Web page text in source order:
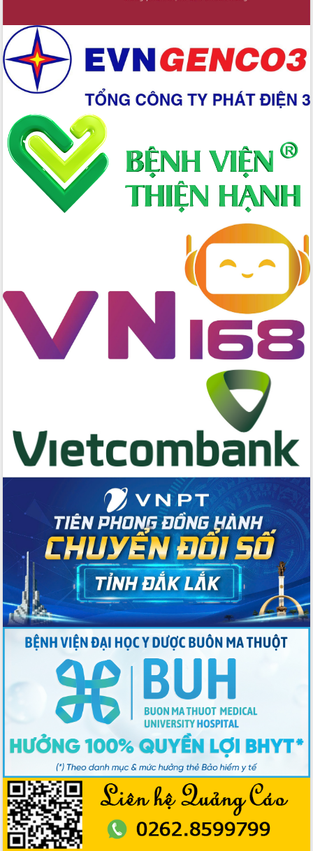
Chuyển đổi số 'mở đường' cho nông
nghiệp Đắk Lắk tăng trưởng bứt phá
Triển khai đồng bộ đo đạc, lập hồ sơ
địa chính, hoàn thiện cơ sở dữ liệu đất
Ứng dụng sinh trắc học - Bước tiến
trong hành trình chuyển đổi số tại Đắk
Lắk
Đắk Lắk nâng cao hiệu quả công tác
Đảng từ Sổ tay đảng viên điện tử
Đắk Lắk đẩy mạnh nuôi biển công
nghệ, hướng tới phát triển thủy sản
Quyền của người tiêu dùng Việt Nam
2026
Đẩy mạnh cải cách hành chính, quyết
tâm đạt được mục tiêu tăng trưởng
hai con số trong năm 2026
Nhân dân tỉnh
Bệnh án điện tử thúc đẩy chuyển đổi
số y tế tại Đắk Lắk
Chuyển đổi số thư viện: Mở rộng
không gian tri thức trong thời đại số
Đánh giá, rút kinh nghiệm công tác tổ
chức diễn tập trước ngày bầu cử
Chương trình “Gặp gỡ hữu nghị –
Friendship Meeting New Year 2026”
Bầu cử Quốc hội và HĐND: Cử tri Đắk
Lắk gửi gắm niềm tin, kỳ vọng vào lá
phiếu
Đắk Lắk sẵn sàng các điều kiện cho
Ngày hội bầu cử đại biểu Quốc hội
khóa XVI và HĐND các cấp nhiệm kỳ
Đảm bảo cuộc bầu cử đại biểu Quốc
hội và đại biểu HĐND các cấp diễn ra
an toàn, hiệu quả, đúng quy định
Thủ tướng Chính phủ Phạm Minh Chính
kiểm tra, chỉ đạo hoàn thành các dự
án cao tốc và thăm khu tái định cư tại
Sôi nổi Hội đua ngựa truyền thống Gò
Thì Thùng mừng Xuân Bính Ngọ 2026
Lãnh đạo tỉnh dâng hương tưởng niệm
tại Đập Đồng Cam đầu Xuân Bính Ngọ
Ngành nông nghiệp phấn đấu tăng